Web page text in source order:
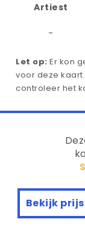
Artiest
-
Let op: Er kon
voor deze
controleer het
Bekijk